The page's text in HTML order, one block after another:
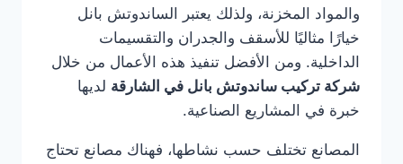
والمواد المخزنة، ولذلك يعتبر الساندوتش بانل
خيارًا مثاليًا للأسقف والجدران والتقسيمات
الداخلية. ومن الأفضل تنفيذ هذه الأعمال من خلال
شركة تركيب ساندوتش بانل في الشارقة لديها
خبرة في المشاريع الصناعية.
المصانع تختلف حسب نشاطها، فهناك مصانع تحتاج